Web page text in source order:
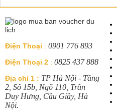
Điện Thoại : 0901 776 893
Điện Thoại 2 : 0825 437 888
Địa chỉ 1 : TP Hà Nội - Tầng
2, Số 15b, Ngõ 110, Trần
Duy Hưng, Cầu Giầy, Hà
Nội.